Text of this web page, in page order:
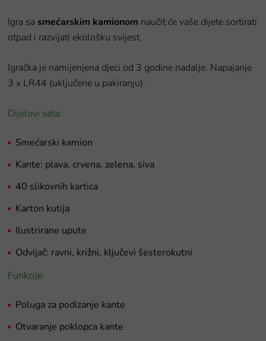
Igra sa smećarskim kamionom naučit će vaše dijete sortirati
otpad i razvijati ekološku svijest.
Igračka je namijenjena djeci od 3 godine nadalje. Napajanje
3 x LR44 (uključene u pakiranju).
Dijelovi seta:
Smećarski kamion
Kante: plava, crvena, zelena, siva
40 slikovnih kartica
Karton kutija
Ilustrirane upute
Odvijač: ravni, križni, ključevi šesterokutni
Funkcije:
Poluga za podizanje kante
Otvaranje poklopca kante